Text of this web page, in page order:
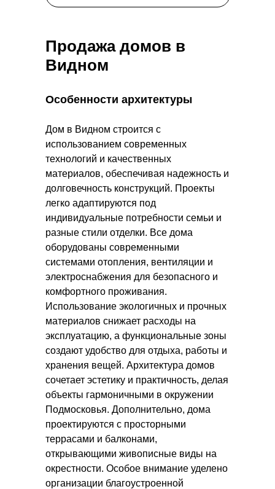
Продажа домов в
Видном
Дом в Видном строится с
использованием современных
технологий и качественных
материалов, обеспечивая надежность и
долговечность конструкций. Проекты
легко адаптируются под
индивидуальные потребности семьи и
разные стили отделки. Все дома
оборудованы современными
системами отопления, вентиляции и
электроснабжения для безопасного и
комфортного проживания.
Использование экологичных и прочных
материалов снижает расходы на
эксплуатацию, а функциональные зоны
создают удобство для отдыха, работы и
хранения вещей. Архитектура домов
сочетает эстетику и практичность, делая
объекты гармоничными в окружении
Подмосковья. Дополнительно, дома
проектируются с просторными
террасами и балконами,
открывающими живописные виды на
окрестности. Особое внимание уделено
организации благоустроенной
Особенности архитектуры